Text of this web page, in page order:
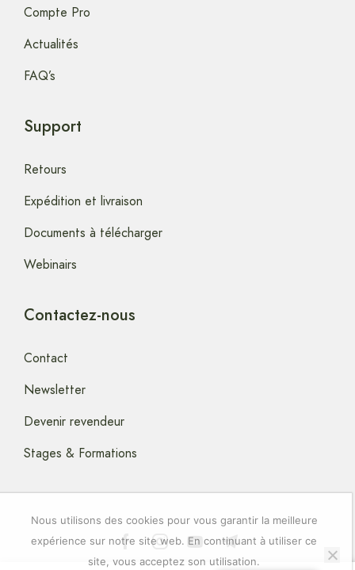
Compte Pro
Actualités
FAQ’s
Support
Retours
Expédition et livraison
Documents à télécharger
Webinairs
Contactez-nous
Contact
Newsletter
Devenir revendeur
Stages & Formations
Nous utilisons des cookies pour vous garantir la meilleure
expérience sur notre site web. En continuant à utiliser ce
site, vous acceptez son utilisation.